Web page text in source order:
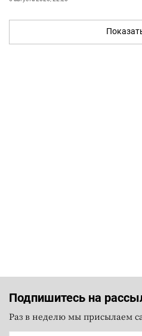
Подпишитесь на
Раз в неделю мы присылаем